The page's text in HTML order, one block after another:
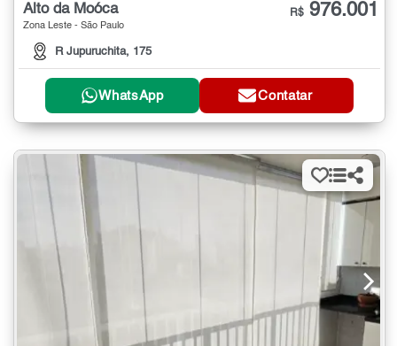
Alto da Moóca
Zona Leste - São Paulo
R Jupuruchita, 175
R$ 976.001
WhatsApp Contatar